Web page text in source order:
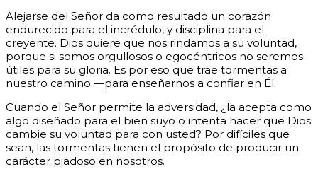
Alejarse del Señor da como resultado un corazón
endurecido para el incrédulo, y disciplina para el
creyente. Dios quiere que nos rindamos a su voluntad,
porque si somos orgullosos o egocéntricos no seremos
útiles para su gloria. Es por eso que trae tormentas a
nuestro camino —para enseñarnos a confiar en Él.
Cuando el Señor permite la adversidad, ¿la acepta como
algo diseñado para el bien suyo o intenta hacer que Dios
cambie su voluntad para con usted? Por difíciles que
sean, las tormentas tienen el propósito de producir un
carácter piadoso en nosotros.